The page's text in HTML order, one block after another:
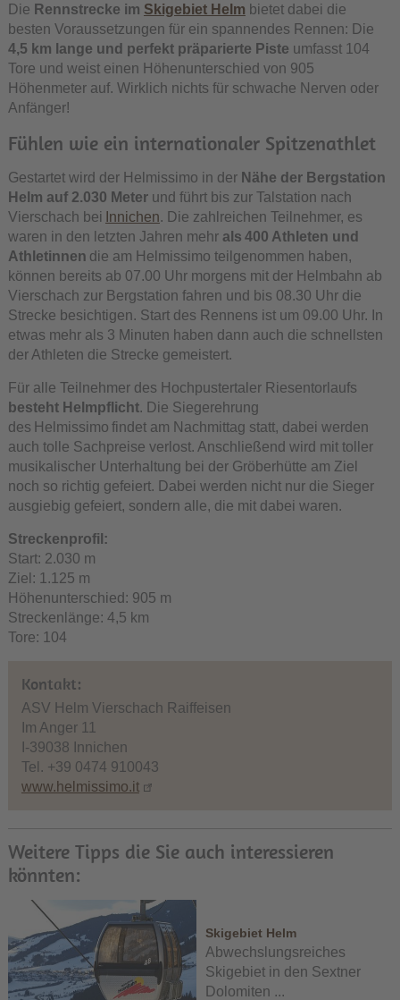
Die Rennstrecke im Skigebiet Helm bietet dabei die
besten Voraussetzungen für ein spannendes Rennen: Die
4,5 km lange und perfekt präparierte Piste umfasst 104
Tore und weist einen Höhenunterschied von 905
Höhenmeter auf. Wirklich nichts für schwache Nerven oder
Anfänger!
Fühlen wie ein internationaler Spitzenathlet
Gestartet wird der Helmissimo in der Nähe der Bergstation
Helm auf 2.030 Meterund führt bis zur Talstation nach
Vierschach bei Innichen. Die zahlreichen Teilnehmer, es
waren in den letzten Jahren mehr als 400 Athleten und
Athletinnen die am Helmissimo teilgenommen haben,
können bereits ab 07.00 Uhr morgens mit der Helmbahn ab
Vierschach zur Bergstation fahren und bis 08.30 Uhr die
Strecke besichtigen. Start des Rennens ist um 09.00 Uhr. In
etwas mehr als 3 Minuten haben dann auch die schnellsten
der Athleten die Strecke gemeistert.
Für alle Teilnehmer des Hochpustertaler Riesentorlaufs
besteht Helmpflicht. Die Siegerehrung
des Helmissimo findet am Nachmittag statt, dabei werden
auch tolle Sachpreise verlost. Anschließend wird mit toller
musikalischer Unterhaltung bei der Gröberhütte am Ziel
noch so richtig gefeiert. Dabei werden nicht nur die Sieger
ausgiebig gefeiert, sondern alle, die mit dabei waren.
Streckenprofil:
Start: 2.030 m
Ziel: 1.125 m
Höhenunterschied: 905 m
Streckenlänge: 4,5 km
Tore: 104
Kontakt:
ASV Helm Vierschach Raiffeisen
Im Anger 11
I-39038 Innichen
Tel. +39 0474 910043
www.helmissimo.it
Weitere Tipps die Sie auch interessieren
könnten:
Skigebiet Helm
Abwechslungsreiches
Skigebiet in den Sextner
Dolomiten ...